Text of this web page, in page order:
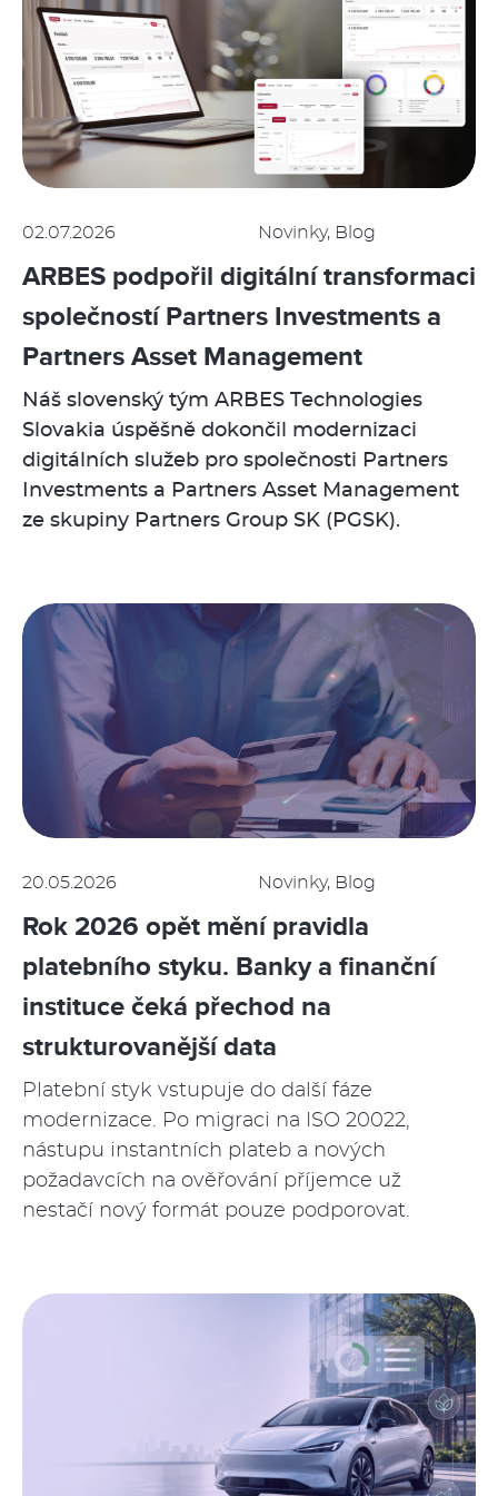
02.07.2026 Novinky, Blog
ARBES podpořil digitální transformaci
společností Partners Investments a
Partners Asset Management
Náš slovenský tým ARBES Technologies
Slovakia úspěšně dokončil modernizaci
digitálních služeb pro společnosti Partners
Investments a Partners Asset Management
ze skupiny Partners Group SK (PGSK).
20.05.2026 Novinky, Blog
Rok 2026 opět mění pravidla
platebního styku. Banky a finanční
instituce čeká přechod na
strukturovanější data
Platební styk vstupuje do další fáze
modernizace. Po migraci na ISO 20022,
nástupu instantních plateb a nových
požadavcích na ověřování příjemce už
nestačí nový formát pouze podporovat.